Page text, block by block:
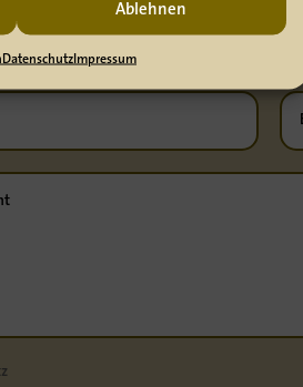
Ablehnen
DatenschutzImpressum